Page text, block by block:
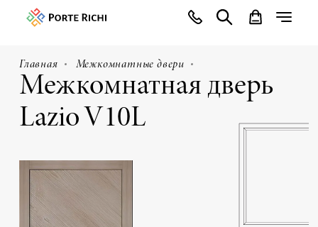
Главная Межкомнатные двери
Межкомнатная дверь
Lazio V10L